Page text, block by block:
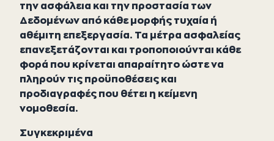
την ασφάλεια και την προστασία των
Δεδομένων από κάθε μορφής τυχαία ή
αθέμιτη επεξεργασία. Τα μέτρα ασφαλείας
επανεξετάζονται και τροποποιούνται κάθε
φορά που κρίνεται απαραίτητο ώστε να
πληρούν τις προϋποθέσεις και
προδιαγραφές που θέτει η κείμενη
νομοθεσία.
Συγκεκριμένα